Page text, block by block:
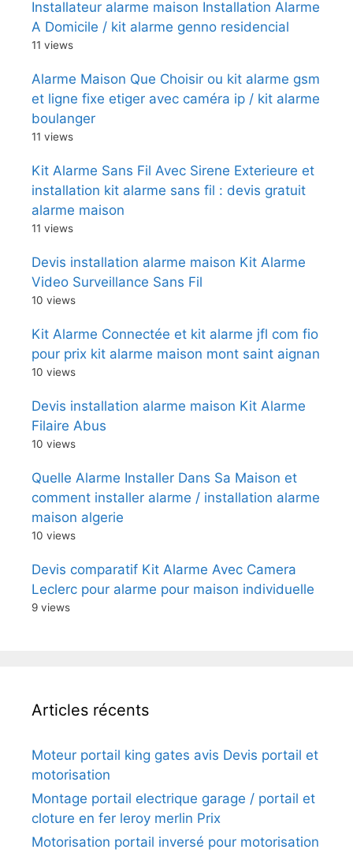
Installateur alarme maison Installation Alarme
A Domicile / kit alarme genno residencial
11 views
Alarme Maison Que Choisir ou kit alarme gsm
et ligne fixe etiger avec caméra ip / kit alarme
boulanger
11 views
Kit Alarme Sans Fil Avec Sirene Exterieure et
installation kit alarme sans fil : devis gratuit
alarme maison
11 views
Devis installation alarme maison Kit Alarme
Video Surveillance Sans Fil
10 views
Kit Alarme Connectée et kit alarme jfl com fio
pour prix kit alarme maison mont saint aignan
10 views
Devis installation alarme maison Kit Alarme
Filaire Abus
10 views
Quelle Alarme Installer Dans Sa Maison et
comment installer alarme / installation alarme
maison algerie
10 views
Devis comparatif Kit Alarme Avec Camera
Leclerc pour alarme pour maison individuelle
9 views
Articles récents
Moteur portail king gates avis Devis portail et
motorisation
Montage portail electrique garage / portail et
cloture en fer leroy merlin Prix
Motorisation portail inversé pour motorisation